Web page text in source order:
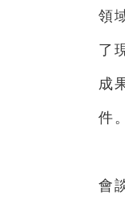
領
了
成
件。
會